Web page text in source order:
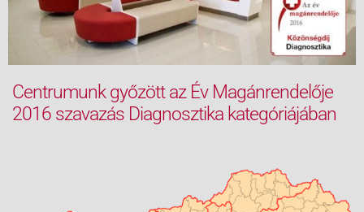
Centrumunk győzött az Év Magánrendelője
2016 szavazás Diagnosztika kategóriájában